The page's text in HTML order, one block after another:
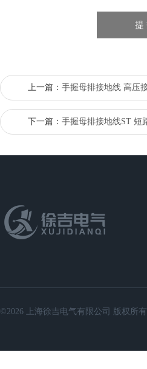
上一篇： 手握母排接地线 高压
下一篇： 手握母排接地线ST 短
©2026 上海徐吉电气有限公司 版权所有